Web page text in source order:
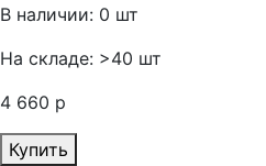
В наличии: 0 шт
На складе: >40 шт
4 660 р
Купить